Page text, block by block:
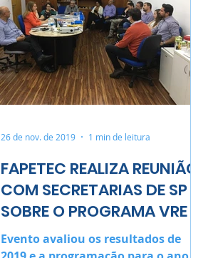
FAPETEC REALIZA REUNIÃO
COM SECRETARIAS DE SP
SOBRE O PROGRAMA VRE
Evento avaliou os resultados de
26 de nov. de 2019 1 min de leitura